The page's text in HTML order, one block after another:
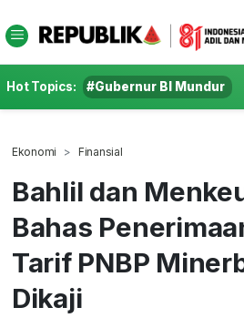
Hot Topics: #Gubernur BI Mundur
Ekonomi Finansial
Bahlil dan
Bahas
Tarif PNBP
Dikaji